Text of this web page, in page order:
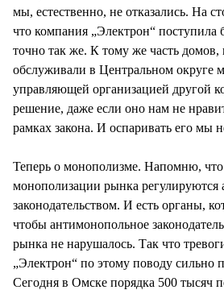
мы, естественно, не отказались. На
что компания „Электрон“
точно так же. К тому же часть домов,
обслуживали в Центральном округе
управляющей организацией другой
решение, даже если оно нам не
рамках закона. И оспаривать его мы
Теперь о монополизме. Напомню,
монополизации рынка
законодательством. И есть органы,
чтобы антимонопольное
рынка не нарушалось. Так что
„Электрон“ по этому поводу сильно
Сегодня в Омске порядка 500 тысяч